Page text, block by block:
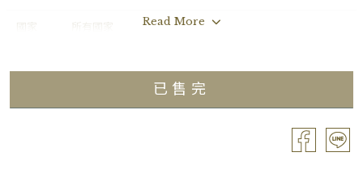
國家 所有國家 Read More
已售完